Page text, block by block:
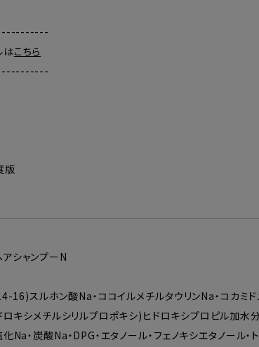
はこちら
版
シャンプーN
16)スルホン酸Na・ココイルメチルタウリンNa・コカミ
ロキシメチルシリルプロポキシ)ヒドロキシプロピル加
Na・炭酸Na・DPG・エタノール・フェノキシエタノール